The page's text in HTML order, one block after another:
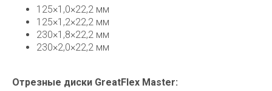
125×1,0×22,2 мм
125×1,2×22,2 мм
230×1,8×22,2 мм
230×2,0×22,2 мм
Отрезные диски GreatFlex Master: